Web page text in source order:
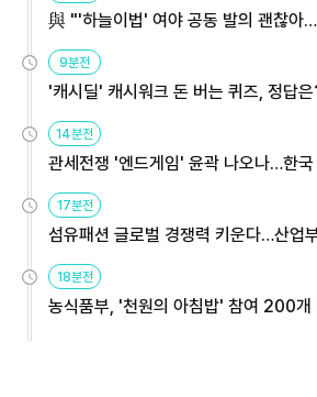
與 "'하늘이법' 여야 공동 발의 괜찮아
9분전
'캐시딜' 캐시워크 돈 버는 퀴즈, 정답
14분전
관세전쟁 '엔드게임' 윤곽 나오나…한
17분전
섬유패션 글로벌 경쟁력 키운다…산업
18분전
농식품부, '천원의 아침밥' 참여 200개